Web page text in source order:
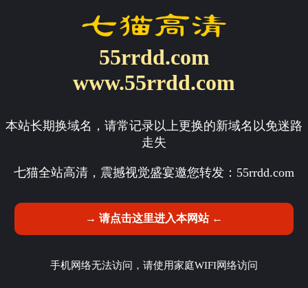
55rrdd.com
www.55rrdd.com
本站长期换域名，请常记录以上更换的新域名以免迷路
走失
七猫全站高清，震撼视觉盛宴邀您转发： 55rrdd.com
→ 请点击这里进入本网站 ←
手机网络无法访问，请使用家庭WIFI网络访问